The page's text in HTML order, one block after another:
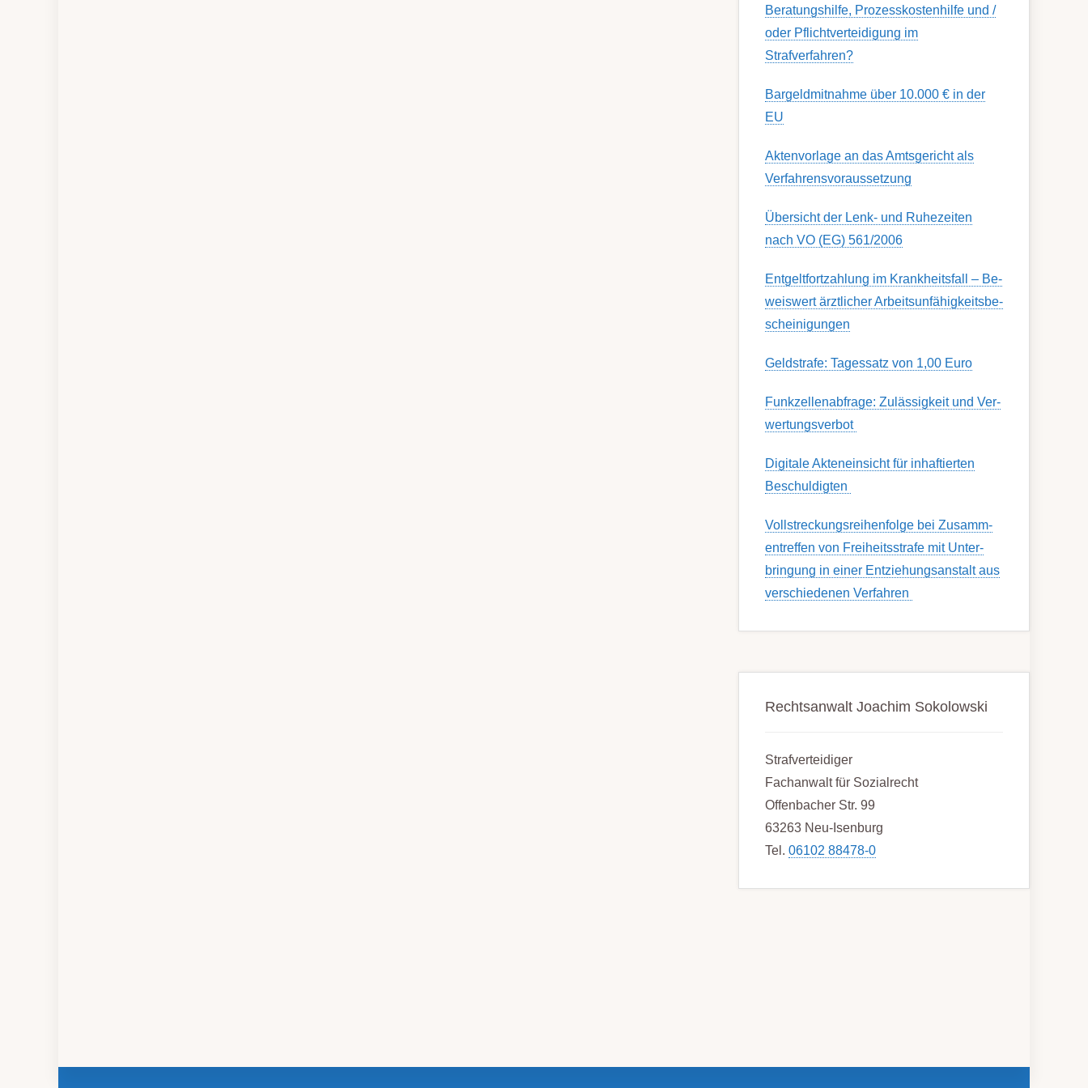
Berat­ungs­hil­fe, Pro­zess­kost­en­hilfe und /
oder Pflicht­ver­teidig­ung im
Strafverfahren?
Bargeldmitnahme über 10.000 € in der
EU
Aktenvorlage an das Amtsgericht als
Verfahrensvoraussetzung
Übersicht der Lenk- und Ruhezeiten
nach VO (EG) 561/2006
Ent­gelt­fort­zahl­ung im Krank­heits­fall – Be­
weis­wert ärzt­lich­er Ar­beits­un­fähig­keits­be­
schein­igung­en
Geldstrafe: Tagessatz von 1,00 Euro
Funk­zell­en­ab­fra­ge: Zu­lässig­keit und Ver­
wert­ungs­ver­bot
Digitale Akteneinsicht für inhaftierten
Beschuldigten
Voll­streckungs­­­reihenfolge bei Zusamm­­
en­treffen von Frei­heits­strafe mit Unter­
bring­ung in einer Ent­ziehungs­anstalt aus
ver­schied­enen Ver­fahren
Rechtsanwalt Joachim Sokolowski
Strafverteidiger
Fachanwalt für Sozialrecht
Offenbacher Str. 99
63263 Neu-Isenburg
Tel. 06102 88478-0